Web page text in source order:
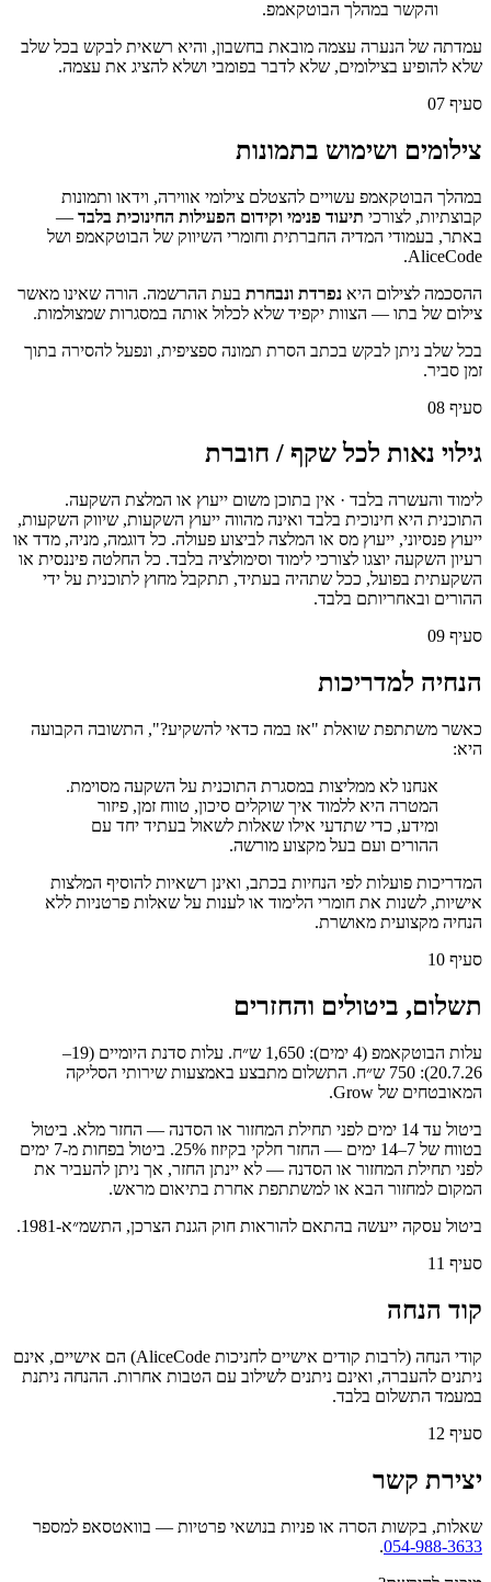
והקשר במהלך הבוטקאמפ.
עמדתה של הנערה עצמה מובאת בחשבון, והיא רשאית לבקש בכל שלב
שלא להופיע בצילומים, שלא לדבר בפומבי ושלא להציג את עצמה.
סעיף 07
צילומים ושימוש בתמונות
במהלך הבוטקאמפ עשויים להצטלם צילומי אווירה, וידאו ותמונות
קבוצתיות, לצורכי תיעוד פנימי וקידום הפעילות החינוכית בלבד —
באתר, בעמודי המדיה החברתית וחומרי השיווק של הבוטקאמפ ושל
AliceCode.
ההסכמה לצילום היא נפרדת ונבחרת בעת ההרשמה. הורה שאינו מאשר
צילום של בתו — הצוות יקפיד שלא לכלול אותה במסגרות שמצולמות.
בכל שלב ניתן לבקש בכתב הסרת תמונה ספציפית, ונפעל להסירה בתוך
זמן סביר.
סעיף 08
גילוי נאות לכל שקף / חוברת
לימוד והעשרה בלבד · אין בתוכן משום ייעוץ או המלצת השקעה.
התוכנית היא חינוכית בלבד ואינה מהווה ייעוץ השקעות, שיווק השקעות,
ייעוץ פנסיוני, ייעוץ מס או המלצה לביצוע פעולה. כל דוגמה, מניה, מדד או
רעיון השקעה יוצגו לצורכי לימוד וסימולציה בלבד. כל החלטה פיננסית או
השקעתית בפועל, ככל שתהיה בעתיד, תתקבל מחוץ לתוכנית על ידי
ההורים ובאחריותם בלבד.
סעיף 09
הנחיה למדריכות
כאשר משתתפת שואלת "אז במה כדאי להשקיע?", התשובה הקבועה
היא:
אנחנו לא ממליצות במסגרת התוכנית על השקעה מסוימת.
המטרה היא ללמוד איך שוקלים סיכון, טווח זמן, פיזור
ומידע, כדי שתדעי אילו שאלות לשאול בעתיד יחד עם
ההורים ועם בעל מקצוע מורשה.
המדריכות פועלות לפי הנחיות בכתב, ואינן רשאיות להוסיף המלצות
אישיות, לשנות את חומרי הלימוד או לענות על שאלות פרטניות ללא
הנחיה מקצועית מאושרת.
סעיף 10
תשלום, ביטולים והחזרים
עלות הבוטקאמפ (4 ימים): 1,650 ש״ח. עלות סדנת היומיים (19–
20.7.26): 750 ש״ח. התשלום מתבצע באמצעות שירותי הסליקה
המאובטחים של Grow.
ביטול עד 14 ימים לפני תחילת המחזור או הסדנה — החזר מלא. ביטול
בטווח של 7–14 ימים — החזר חלקי בקיזוז 25%. ביטול בפחות מ-7 ימים
לפני תחילת המחזור או הסדנה — לא יינתן החזר, אך ניתן להעביר את
המקום למחזור הבא או למשתתפת אחרת בתיאום מראש.
ביטול עסקה ייעשה בהתאם להוראות חוק הגנת הצרכן, התשמ״א-1981.
סעיף 11
קוד הנחה
קודי הנחה (לרבות קודים אישיים לחניכות AliceCode) הם אישיים, אינם
ניתנים להעברה, ואינם ניתנים לשילוב עם הטבות אחרות. ההנחה ניתנת
במעמד התשלום בלבד.
סעיף 12
יצירת קשר
שאלות, בקשות הסרה או פניות בנושאי פרטיות — בוואטסאפ למספר
054-988-3633
.